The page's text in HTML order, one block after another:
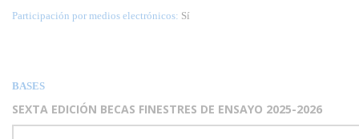
Participación por medios electrónicos: Sí
BASES
SEXTA EDICIÓN BECAS FINESTRES DE ENSAYO 2025-2026